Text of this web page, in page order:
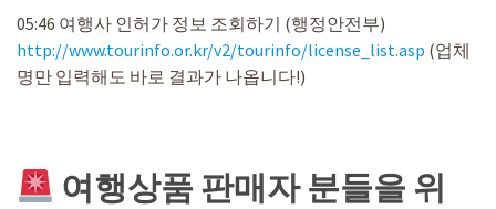
05:46 여행사 인허가 정보 조회하기 (행정안전부)
http://www.tourinfo.or.kr/v2/tourinfo/license_list.asp (업체
명만 입력해도 바로 결과가 나옵니다!)
여행상품 판매자 분들을 위